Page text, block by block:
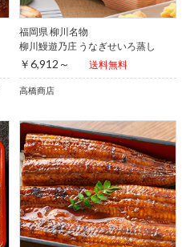
福岡県 柳川名物
柳川鰻遊乃庄 うなぎせいろ蒸し
￥6,912～ 送料無料
高橋商店